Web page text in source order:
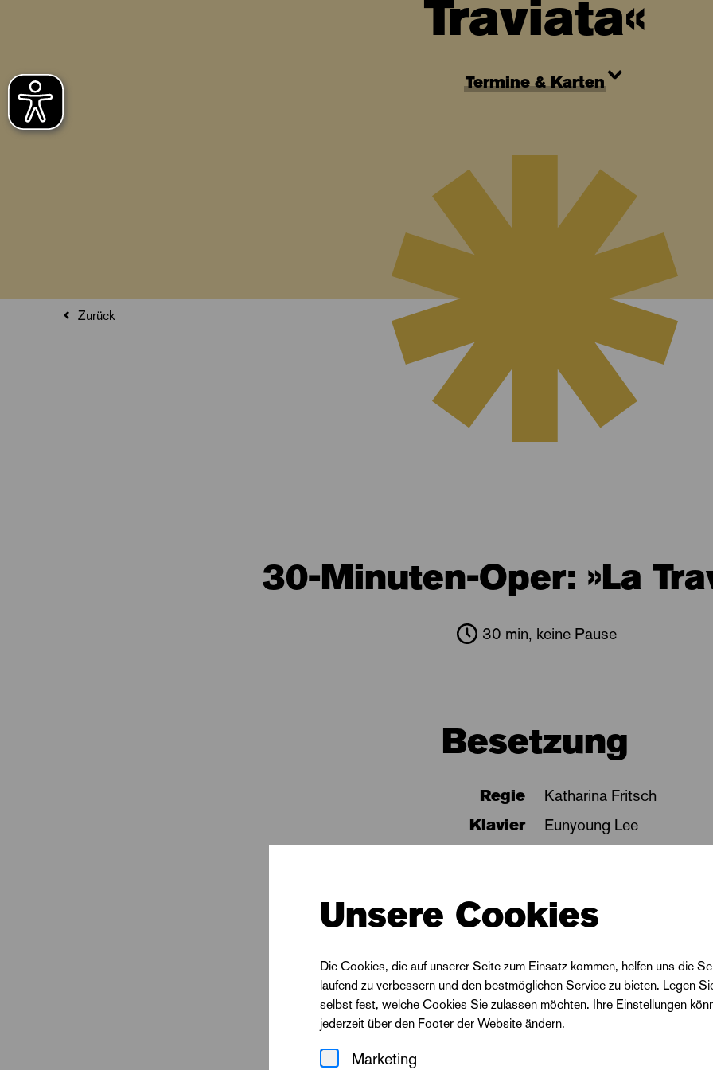
Traviata«
Termine & Karten
Zurück
30-Minuten-Oper: »La
30 min, keine Pause
Besetzung
Regie
Katharina Fritsch
Klavier
Eunyoung Lee
Unsere Cookies
Die Cookies, die auf unserer Seite zum Einsatz kommen, helfen uns die
laufend zu verbessern und den bestmöglichen Service zu bieten. Legen
selbst fest, welche Cookies Sie zulassen möchten. Ihre Einstellungen
jederzeit über den Footer der Website ändern.
Marketing